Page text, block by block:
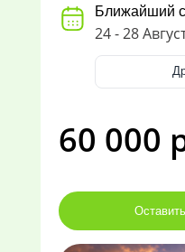
Ближайший
24 - 28
60 000